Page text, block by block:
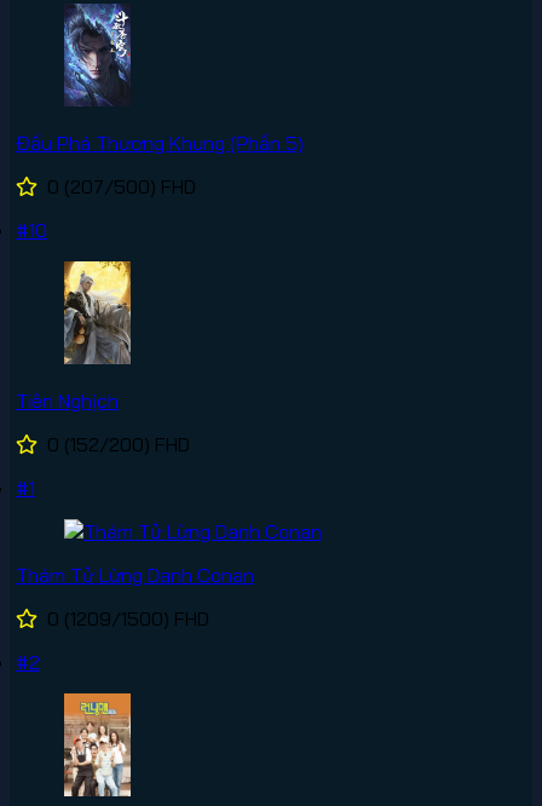
Đấu Phá Thương Khung (Phần 5)
0 (207/500) FHD
#10
Tiên Nghịch
0 (152/200) FHD
#1
Thám Tử Lừng Danh Conan
0 (1209/1500) FHD
#2